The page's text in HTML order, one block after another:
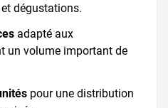
dégustations.
adapté aux
un volume important de
pour une distribution